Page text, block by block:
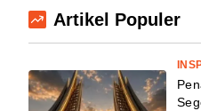
Artikel Populer